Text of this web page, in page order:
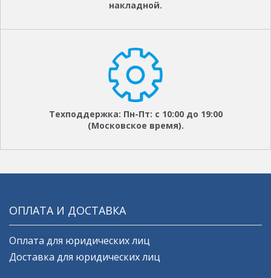
накладной.
Техподдержка: Пн-Пт: с 10:00 до 19:00
(Московское время).
ОПЛАТА И ДОСТАВКА
Оплата для юридических лиц
Доставка для юридических лиц